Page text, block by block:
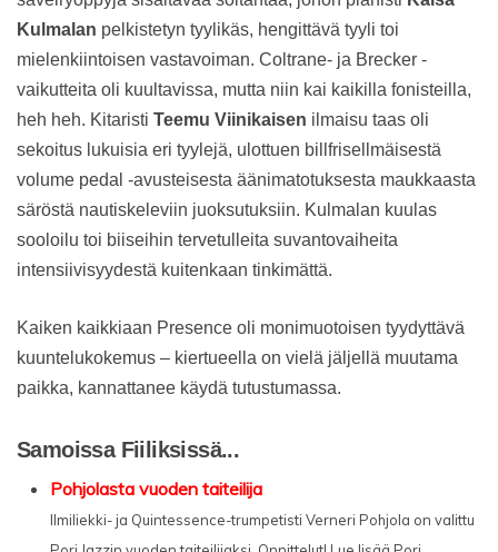
Kulmalan pelkistetyn tyylikäs, hengittävä tyyli toi
mielenkiintoisen vastavoiman. Coltrane- ja Brecker -
vaikutteita oli kuultavissa, mutta niin kai kaikilla fonisteilla,
heh heh. Kitaristi Teemu Viinikaisen ilmaisu taas oli
sekoitus lukuisia eri tyylejä, ulottuen billfrisellmäisestä
volume pedal -avusteisesta äänimatotuksesta maukkaasta
säröstä nautiskeleviin juoksutuksiin. Kulmalan kuulas
sooloilu toi biiseihin tervetulleita suvantovaiheita
intensiivisyydestä kuitenkaan tinkimättä.
Kaiken kaikkiaan Presence oli monimuotoisen tyydyttävä
kuuntelukokemus – kiertueella on vielä jäljellä muutama
paikka, kannattanee käydä tutustumassa.
Samoissa Fiiliksissä...
Pohjolasta vuoden taiteilija
Ilmiliekki- ja Quintessence-trumpetisti Verneri Pohjola on valittu